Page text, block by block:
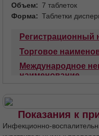
Объем
7 таблеток
Форма
Таблетки
Регистрационный
Торговое
Международное
наименование
Показания к
Инфекционно-